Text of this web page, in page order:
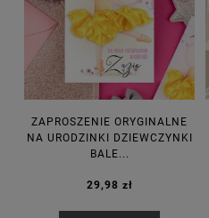
ZAPROSZENIE ORYGINALNE
NA URODZINKI DZIEWCZYNKI
BALE...
29,98 zł